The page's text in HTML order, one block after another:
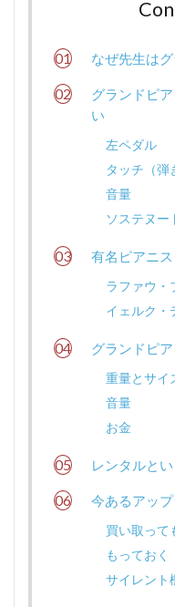
なぜ先生は
グランドピ
い
左ペダル
タッチ（弾
音量
ソステヌー
有名ピアニ
ラファウ・
イェルク・
グランドピ
重量とサイ
音量
お金
レンタルと
今あるアッ
買い取って
もっておく
サイレント